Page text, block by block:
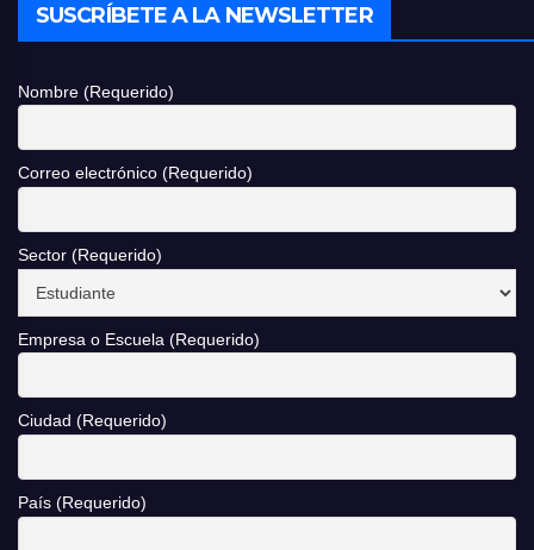
SUSCRÍBETE A LA NEWSLETTER
Nombre (Requerido)
Correo electrónico (Requerido)
Sector (Requerido)
Empresa o Escuela (Requerido)
Ciudad (Requerido)
País (Requerido)